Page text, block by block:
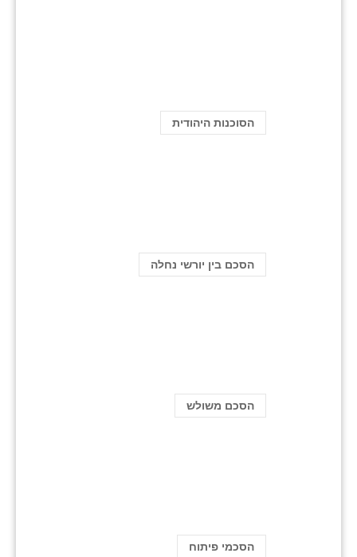
הסוכנות היהודית
הסכם בין יורשי נחלה
הסכם משולש
הסכמי פיתוח